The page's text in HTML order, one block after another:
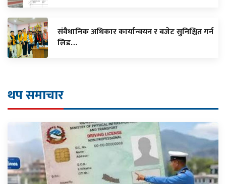
संवैधानिक अधिकार कार्यान्वयन र बजेट सुनिश्चित गर्न
लिड…
थप समाचार